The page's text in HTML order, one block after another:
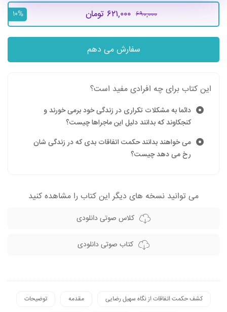
۶۹۰,۰۰۰ ۶۲۱,۰۰۰ تومان ۱۰%
سفارش می دهم
این کتاب برای چه افرادی مفید است؟
دائما به مشکلات تکراری در زندگی خود برمی خورند و
کنجکاوند که بدانند دلیل این ماجراها چیست؟
می خواهند بدانند حکمت اتفاقات بدی که در زندگی شان
رخ می دهد چیست؟
می توانید نسخه های دیگر این کتاب را مشاهده کنید
کلاس صوتی دانلودی
کتاب صوتی دانلودی
کشف حکمت اتفاقات از نگاه سهیل رضایی مقدمه توضیحات